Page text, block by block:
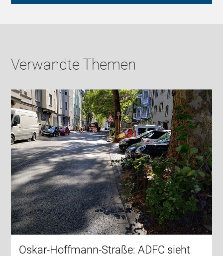
Verwandte Themen
Oskar-Hoffmann-Straße: ADFC sieht